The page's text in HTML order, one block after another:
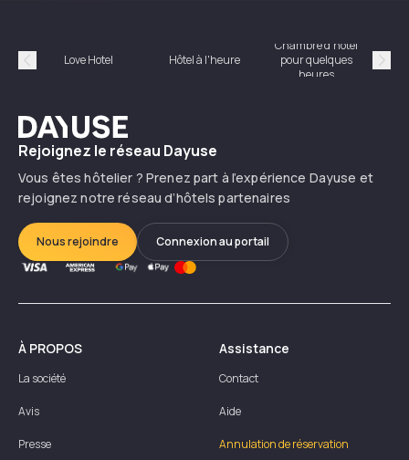
Précédent
Love Hotel Hôtel à l'heure
Chambre d'hôtel
pour quelques
heures
Dayuse
Rejoignez le réseau Dayuse
Vous êtes hôtelier ? Prenez part à l’expérience Dayuse et
rejoignez notre réseau d’hôtels partenaires
Nous rejoindre Connexion au portail
À PROPOS
La société
Avis
Presse
Assistance
Contact
Aide
Annulation de réservation